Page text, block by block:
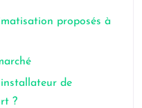
proposés à
de
?